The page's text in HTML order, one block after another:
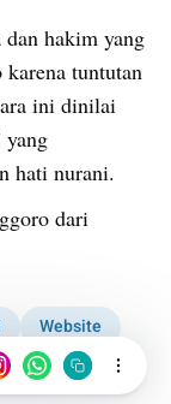
hakim yang
tuntutan
ini dinilai
yang
hati nurani.
dari
Website